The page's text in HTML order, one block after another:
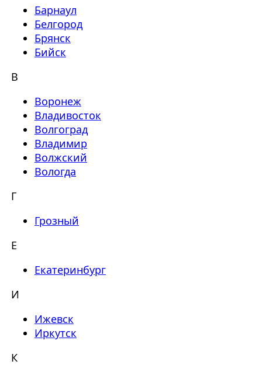
Барнаул
Белгород
Брянск
Бийск
В
Воронеж
Владивосток
Волгоград
Владимир
Волжский
Вологда
Г
Грозный
Е
Екатеринбург
И
Ижевск
Иркутск
К